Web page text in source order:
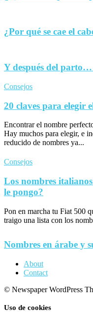
¿Por qué se cae el
Y después del
Consejos
20 claves para elegir
Encontrar el nombre
Hay muchos para elegir, e
reducido de nombres ya...
Consejos
Los nombres
le pongo?
Pon en marcha tu Fiat 500
traigo una lista con los
Nombres en árabe y
About
Contact
© Newspaper WordPress
Uso de cookies